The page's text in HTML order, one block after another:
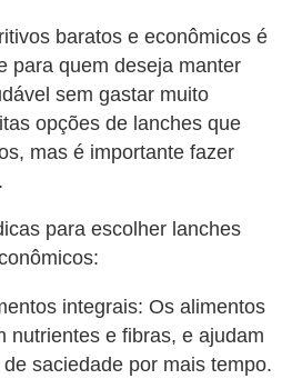
baratos e econômicos é
para quem deseja manter
sem gastar muito
opções de lanches que
mas é importante fazer
para escolher lanches
integrais: Os alimentos
nutrientes e fibras, e ajudam
saciedade por mais tempo.